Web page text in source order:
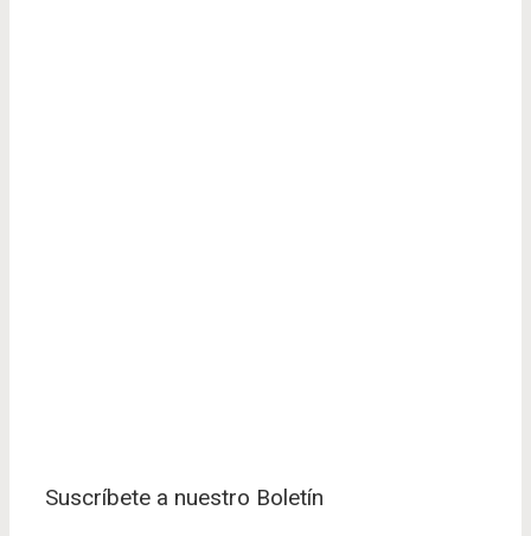
Suscríbete a nuestro Boletín